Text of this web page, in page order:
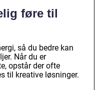
føre til
så du bedre kan
Når du er
opstår der ofte
til kreative løsninger.